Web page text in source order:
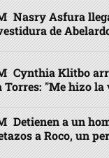
Nasry Asfura
de
Cynthia Klitbo
Torres: "Me hizo
Detienen a un
a Roco, un